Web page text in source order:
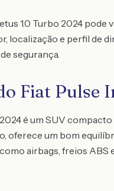
1.0 Turbo 2024 pode
localização e perfil de
segurança.
Fiat Pulse
é um SUV
oferece um bom
airbags, freios